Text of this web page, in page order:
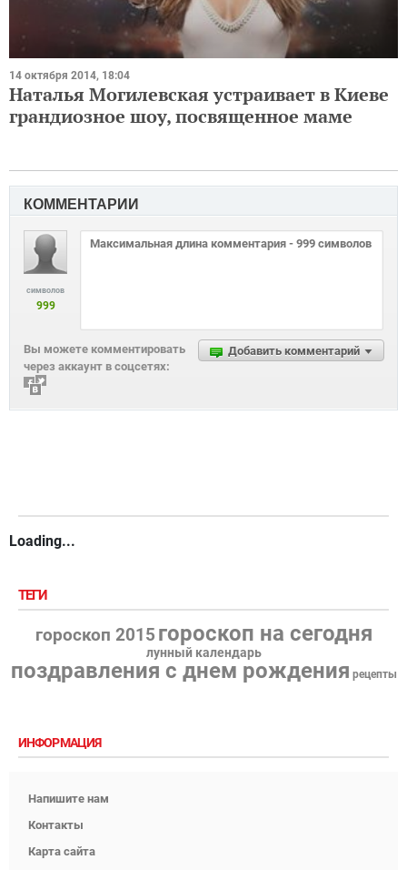
14 октября 2014, 18:04
Наталья Могилевская устраивает в Киеве
грандиозное шоу, посвященное маме
КОММЕНТАРИИ
символов
999
Добавить комментарий
Вы можете комментировать
через аккаунт в соцсетях:
Loading...
ТЕГИ
гороскоп 2015 гороскоп на сегодня
лунный календарь
поздравления с днем рождения рецепты
ИНФОРМАЦИЯ
Напишите нам
Контакты
Карта сайта